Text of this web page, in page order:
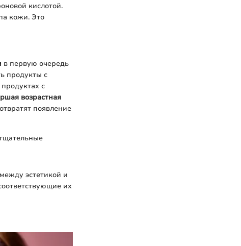
кислотой.
кожи. Это
в первую очередь
продукты с
с
возрастная
появление
эстетикой и
их